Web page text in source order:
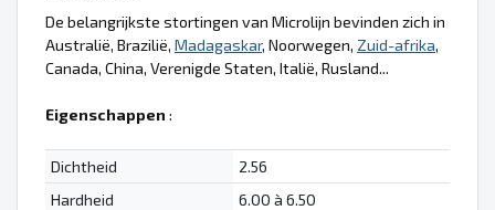
De belangrijkste stortingen van Microlijn bevinden zich in
Australië, Brazilië, Madagaskar, Noorwegen, Zuid-afrika,
Canada, China, Verenigde Staten, Italië, Rusland...
Eigenschappen :
Dichtheid
2.56
Hardheid
6.00 à 6.50